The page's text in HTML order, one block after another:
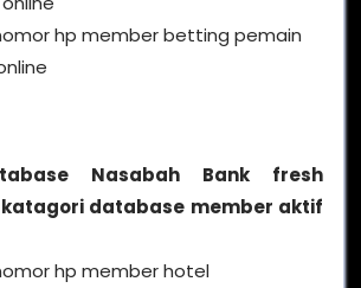
hp member betting pemain
Nasabah Bank fresh
database member aktif
hp member hotel